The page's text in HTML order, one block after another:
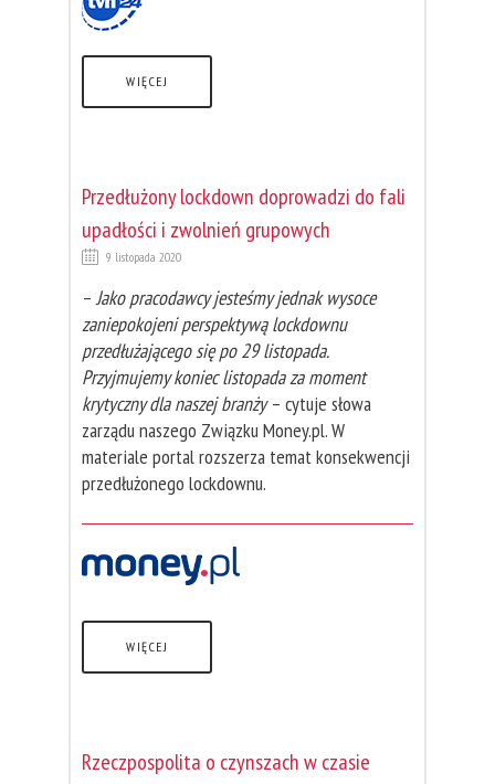
WIĘCEJ
Przedłużony lockdown doprowadzi do fali
upadłości i zwolnień grupowych
9 listopada 2020
–Jako pracodawcy jesteśmy jednak wysoce
zaniepokojeni perspektywą lockdownu
przedłużającego się po 29 listopada.
Przyjmujemy koniec listopada za moment
krytyczny dla naszej branży– cytuje słowa
zarządu naszego Związku Money.pl. W
materiale portal rozszerza temat konsekwencji
przedłużonego lockdownu.
WIĘCEJ
Rzeczpospolita o czynszach w czasie